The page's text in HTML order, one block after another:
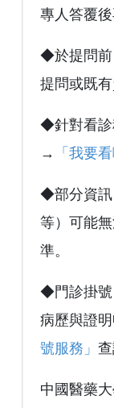
專人答覆後
◆於提問前
提問或既
◆針對看診
→
「我要
◆部分資訊
等）可能
準。
◆門診掛號
病歷與證
號服務」 查
中國醫藥